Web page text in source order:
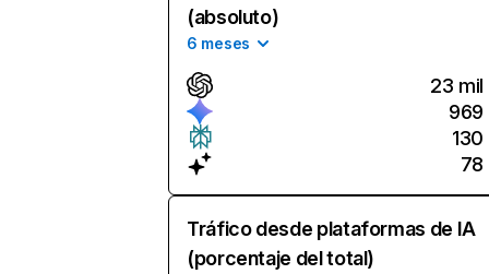
(absoluto)
6 meses
23 mil
969
130
78
Tráfico desde plataformas de IA
(porcentaje del total)